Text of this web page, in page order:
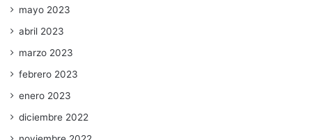
mayo 2023
abril 2023
marzo 2023
febrero 2023
enero 2023
diciembre 2022